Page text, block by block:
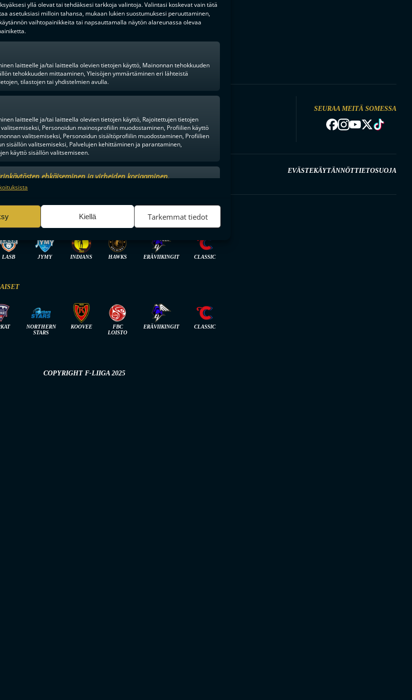
yllä olevat tai tehdäksesi tarkkoja valintoja. Valintasi koskevat vain tätä
asetuksiasi milloin tahansa, mukaan lukien suostumuksesi peruuttaminen,
vaihtopainikkeita tai napsauttamalla näytön alareunassa olevaa
laitteelle ja/tai laitteella olevien tietojen käyttö, Mainonnan tehokkuuden
tehokkuuden mittaaminen, Yleisöjen ymmärtäminen eri lähteistä
tilastojen tai yhdistelmien avulla.
laitteelle ja/tai laitteella olevien tietojen käyttö, Rajoitettujen tietojen
Personoidun mainosprofiilin muodostaminen, Profiilien käyttö
valitsemiseksi, Personoidun sisältöprofiilin muodostaminen, Profiilien
sisällön valitsemiseksi, Palvelujen kehittäminen ja parantaminen,
käyttö sisällön valitsemiseen.
ehkäiseminen ja virheiden korjaaminen,
tekninen jakelu, Tallenna ja ilmaise
Kiellä Tarkemmat tiedot
SALIBANDYA
SEURAA MEITÄ SOMESSA
EVÄSTEKÄYTÄNNÖTTIETOSUOJA
LASB JYMY INDIANS HAWKS ERÄVIIKINGIT CLASSIC
NORTHERN
STARS
KOOVEE
FBC
LOISTO
ERÄVIIKINGIT CLASSIC
COPYRIGHT F-LIIGA 2025